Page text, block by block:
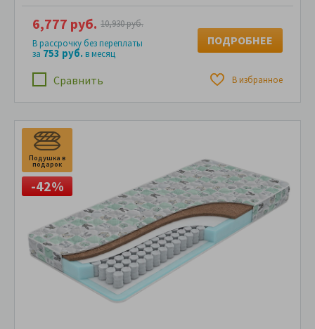
Сравнить В избранное
6,777 руб. 10,930 руб.
В рассрочку без переплаты
за 753 руб.в месяц
ПОДРОБНЕЕ
Подушка в
подарок
-42%